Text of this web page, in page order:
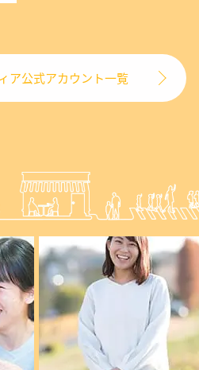
ア公式アカウント一覧